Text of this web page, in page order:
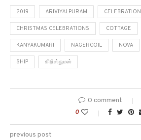
2019 ARIVIYALPURAM CELEBRATION
CHRISTMAS CELEBRATIONS COTTAGE
KANYAKUMARI NAGERCOIL NOVA
SHIP கிறிஸ்துமஸ்
0 comment
0
previous post